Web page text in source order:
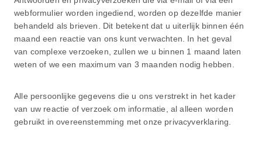
webformulier worden ingediend, worden op dezelfde manier
behandeld als brieven. Dit betekent dat u uiterlijk binnen één
maand een reactie van ons kunt verwachten. In het geval
van complexe verzoeken, zullen we u binnen 1 maand laten
weten of we een maximum van 3 maanden nodig hebben.
Alle persoonlijke gegevens die u ons verstrekt in het kader
van uw reactie of verzoek om informatie, al alleen worden
gebruikt in overeenstemming met onze privacyverklaring.